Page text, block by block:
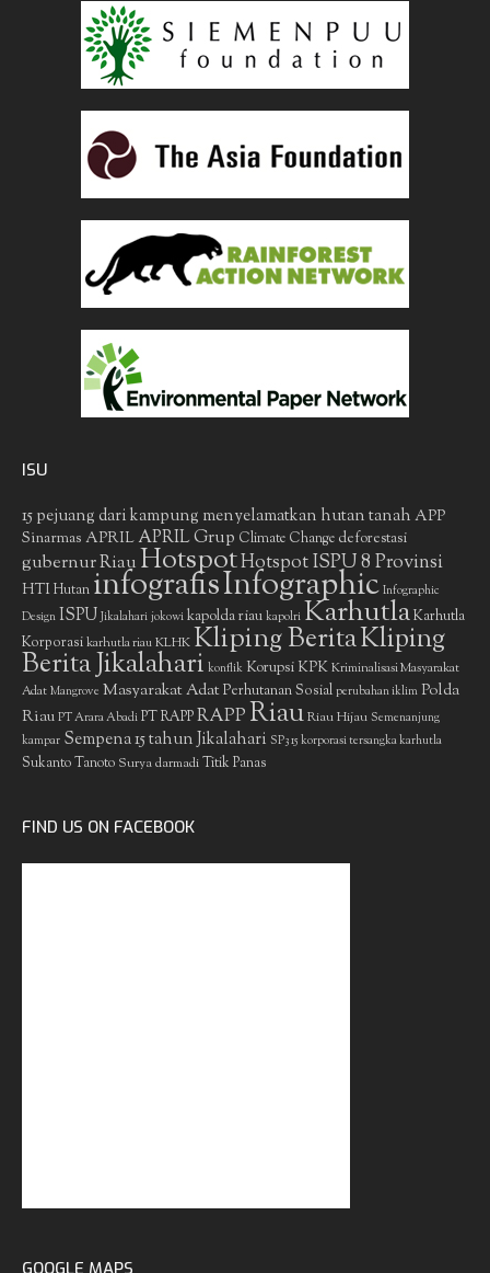
ISU
15 pejuang dari kampung menyelamatkan hutan tanah APP
Sinarmas APRIL APRIL Grup Climate Change deforestasi
gubernur RiauHotspotHotspot ISPU 8 Provinsi
HTIHutan infografisInfographic Infographic
Design ISPU Jikalahari jokowi kapolda riau kapolri KarhutlaKarhutla
Korporasikarhutla riauKLHKKliping BeritaKliping
Berita Jikalahari konflik Korupsi KPKKriminalisasi Masyarakat
Adat Mangrove Masyarakat AdatPerhutanan Sosial perubahan iklim Polda
Riau PT Arara Abadi PT RAPPRAPPRiauRiau Hijau Semenanjung
kampar Sempena 15 tahun Jikalahari SP3 15 korporasi tersangka karhutla
Sukanto Tanoto Surya darmadiTitik Panas
FIND US ON FACEBOOK